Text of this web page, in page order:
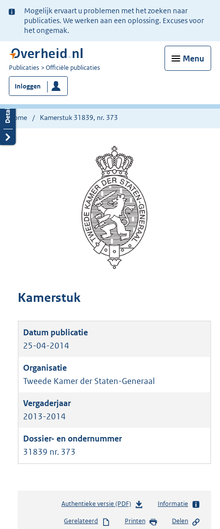
Ter
informatie:
Mogelijk ervaart u problemen met het zoeken naar
publicaties. We werken aan een oplossing. Excuses voor
het ongemak.
Menu
U
bent
nu
hier:
Publicaties Officiële publicaties
Inloggen
Home Kamerstuk 31839, nr. 373
Kamerstuk
25-04-2014
Tweede Kamer der Staten-Generaal
2013-2014
31839 nr. 373
Authentieke versie (PDF)b
s
Informatie
Gerelateerd Printen Delen